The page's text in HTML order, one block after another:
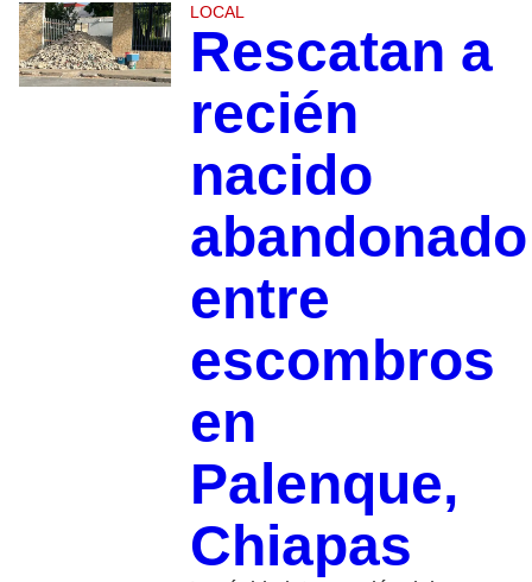
LOCAL
Rescatan a
recién
nacido
abandonado
entre
escombros
en
Palenque,
Chiapas